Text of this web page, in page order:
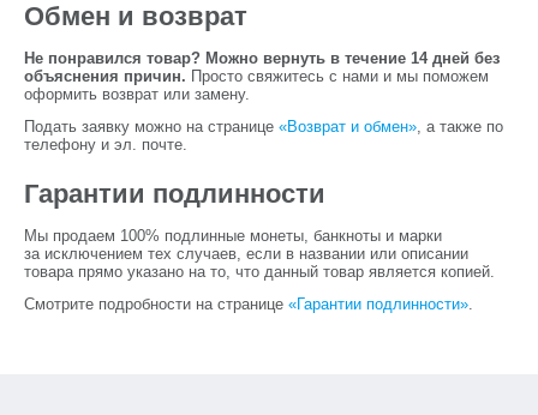
Обмен и возврат
Не понравился товар? Можно вернуть в течение 14 дней без
объяснения причин. Просто свяжитесь с нами и мы поможем
оформить возврат или замену.
Подать заявку можно на странице «Возврат и обмен», а также по
телефону и эл. почте.
Гарантии подлинности
Мы продаем 100% подлинные монеты, банкноты и марки
за исключением тех случаев, если в названии или описании
товара прямо указано на то, что данный товар является копией.
Смотрите подробности на странице «Гарантии подлинности».